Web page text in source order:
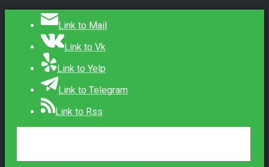
Link to Mail
Link to Vk
Link to Yelp
Link to Telegram
Link to Rss